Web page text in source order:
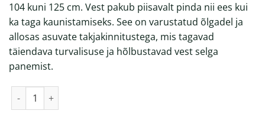
104 kuni 125 cm. Vest pakub piisavalt pinda nii ees kui
ka taga kaunistamiseks. See on varustatud õlgadel ja
allosas asuvate takjakinnitustega, mis tagavad
täiendava turvalisuse ja hõlbustavad vest selga
panemist.